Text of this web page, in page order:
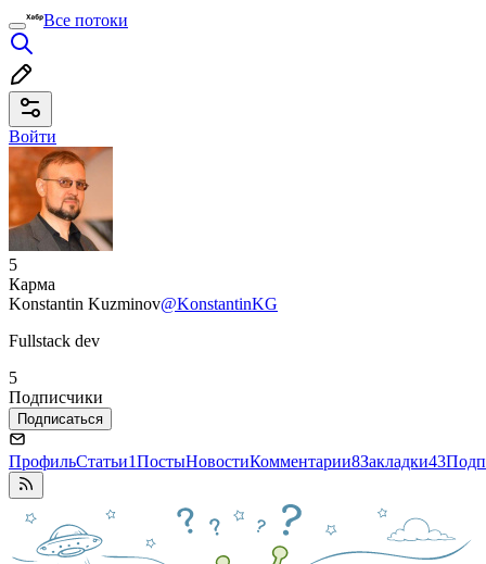
Все потоки
Войти
5
Карма
Konstantin Kuzminov@KonstantinKG
Fullstack dev
5
Подписчики
Подписаться
ПрофильСтатьи1ПостыНовостиКомментарии8Закладки43